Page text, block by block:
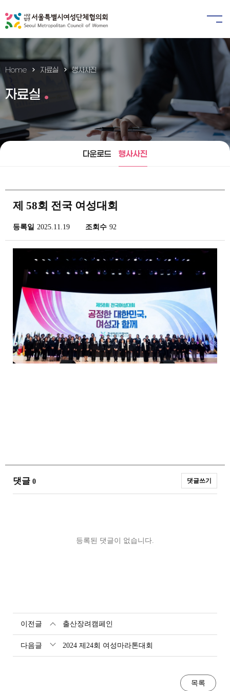
Home 자료실 행사사진
자료실
다운로드 행사사진
제 58회 전국 여성대회
등록일 2025.11.19 조회수 92
댓글 0 댓글쓰기
등록된 댓글이 없습니다.
이전글 출산장려캠페인
다음글 2024 제24회 여성마라톤대회
목록